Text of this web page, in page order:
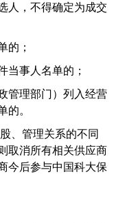
人，不得确定为成交
的；
当事人名单的；
管理部门）列入经营
的。
、管理关系的不同
取消所有相关供应商
今后参与中国科大保